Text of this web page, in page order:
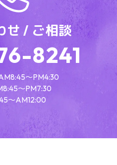
せ / ご相談
8241
～PM4:30
～PM7:30
～AM12:00